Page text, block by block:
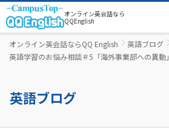
オンライン英会話なら
QQEnglish
オンライン英会話ならQQ English
英語ブログ
英語学習のお悩み相談＃5「海外事業部への異動」
英語ブログ